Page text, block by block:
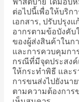
ฟาสต์บาย ได้มอบ
ต่อไปนี้เพื่อให้บริก
เอกสาร, ปรับปรุง
อากรตามข้อบังคับ
ของผู้ส่งสินค้าในก
และการควบคุมกา
กรณีที่มีจุดประสงค์
ให้กระทำพิธี และร
การขนส่งไปยังนา
ตามความต้องการ